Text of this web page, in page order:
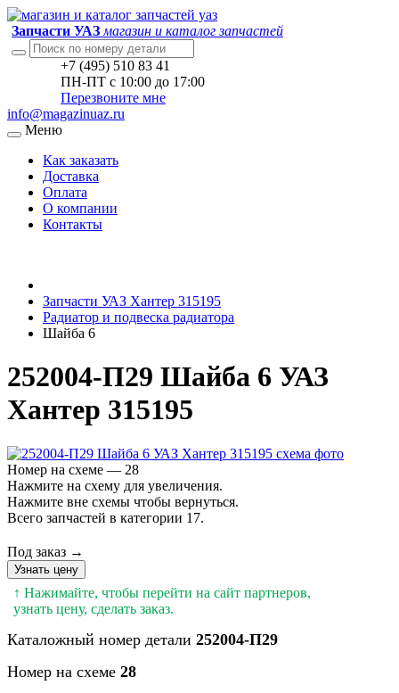
Запчасти УАЗ магазин и каталог запчастей
+7 (495) 510 83 41
ПН-ПТ с 10:00 до 17:00
Перезвоните мне
info@magazinuaz.ru
Меню
Как заказать
Доставка
Оплата
О компании
Контакты
Запчасти УАЗ Хантер 315195
Радиатор и подвеска радиатора
Шайба 6
252004-П29 Шайба 6 УАЗ
Хантер 315195
Номер на схеме — 28
Нажмите на схему для увеличения.
Нажмите вне схемы чтобы вернуться.
Всего запчастей в категории 17.
Под заказ →
Узнать цену
↑ Нажимайте, чтобы перейти на сайт партнеров,
узнать цену, сделать заказ.
Каталожный номер детали 252004-П29
Номер на схеме 28